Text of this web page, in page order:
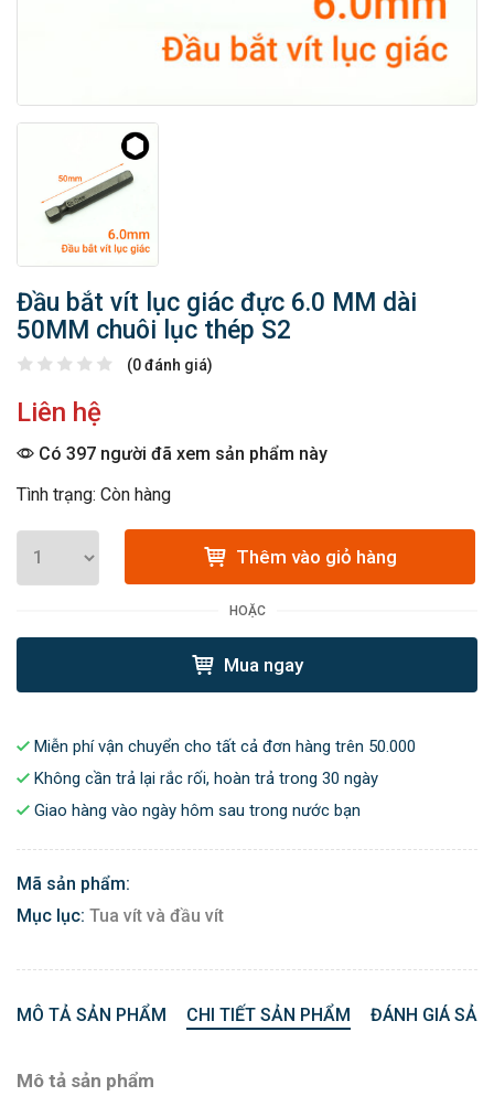
Đầu bắt vít lục giác đực 6.0 MM dài
50MM chuôi lục thép S2
(0 đánh giá)
Liên hệ
Có 397 người đã xem sản phẩm này
Tình trạng: Còn hàng
Thêm vào giỏ hàng
HOẶC
Mua ngay
Miễn phí vận chuyển cho tất cả đơn hàng trên 50.000
Không cần trả lại rắc rối, hoàn trả trong 30 ngày
Giao hàng vào ngày hôm sau trong nước bạn
Mã sản phẩm:
Mục lục: Tua vít và đầu vít
MÔ TẢ SẢN PHẨM CHI TIẾT SẢN PHẨM ĐÁNH GIÁ
Mô tả sản phẩm